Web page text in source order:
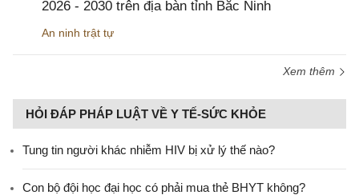
2026 - 2030 trên địa bàn tỉnh Bắc Ninh
An ninh trật tự
Xem thêm
HỎI ĐÁP PHÁP LUẬT VỀ Y TẾ-SỨC KHỎE
Tung tin người khác nhiễm HIV bị xử lý thế nào?
Con bộ đội học đại học có phải mua thẻ BHYT không?